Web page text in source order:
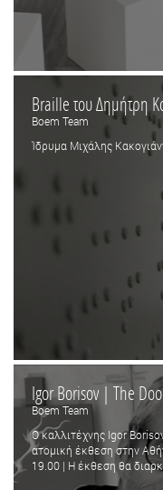
Braille του Δημήτρη
Boem Team
Ίδρυμα Μιχάλης
Igor Borisov | The
Boem Team
Ο καλλιτέχνης Igor
ατομική έκθεση στην
19.00 | Η έκθεση θα